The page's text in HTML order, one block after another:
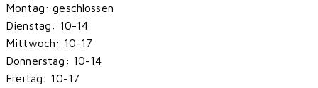
Montag: geschlossen
Dienstag: 10-14
Mittwoch: 10-17
Donnerstag: 10-14
Freitag: 10-17